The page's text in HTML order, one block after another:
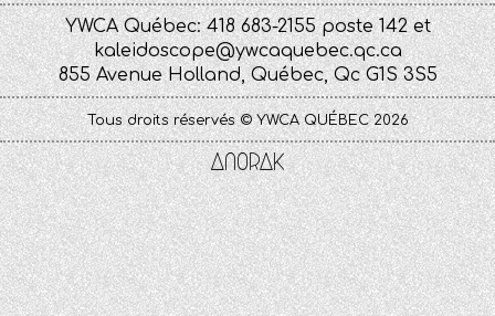
YWCA Québec: 418 683-2155 poste 142 et
kaleidoscope@ywcaquebec.qc.ca
855 Avenue Holland, Québec, Qc G1S 3S5
Tous droits réservés © YWCA QUÉBEC 2026
Anorak
Studio